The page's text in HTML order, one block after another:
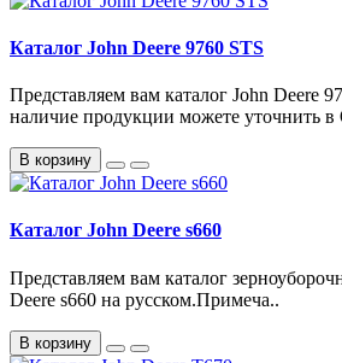
Каталог John Deere 9760 STS
Представляем вам каталог John Deere
наличие продукции можете уточнить в
В корзину
Каталог John Deere s660
Представляем вам каталог
Deere s660 на русском.Примеча..
В корзину